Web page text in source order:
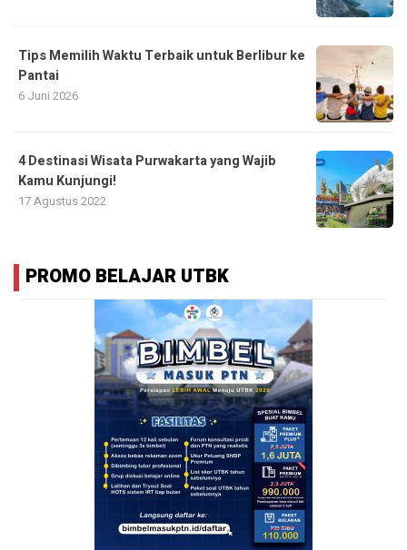
Tips Memilih Waktu Terbaik untuk Berlibur ke
Pantai
6 Juni 2026
4 Destinasi Wisata Purwakarta yang Wajib
Kamu Kunjungi!
17 Agustus 2022
PROMO BELAJAR UTBK